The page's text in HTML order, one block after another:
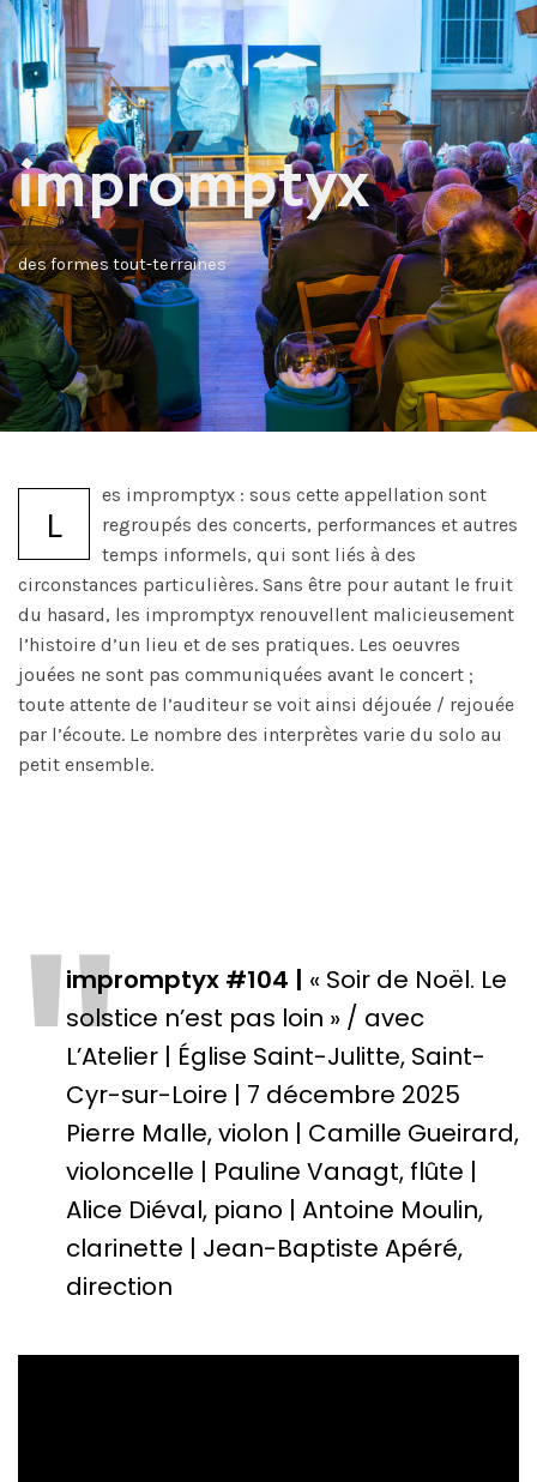
impromptyx
des formes tout-terraines
L
es impromptyx : sous cette appellation sont
regroupés des concerts, performances et autres
temps informels, qui sont liés à des
circonstances particulières. Sans être pour autant le fruit
du hasard, les impromptyx renouvellent malicieusement
l’histoire d’un lieu et de ses pratiques. Les oeuvres
jouées ne sont pas communiquées avant le concert ;
toute attente de l’auditeur se voit ainsi déjouée / rejouée
par l’écoute. Le nombre des interprètes varie du solo au
petit ensemble.
"
impromptyx #104 | « Soir de Noël. Le
solstice n’est pas loin » / avec
L’Atelier | Église Saint-Julitte, Saint-
Cyr-sur-Loire | 7 décembre 2025
Pierre Malle, violon | Camille Gueirard,
violoncelle | Pauline Vanagt, flûte |
Alice Diéval, piano | Antoine Moulin,
clarinette | Jean-Baptiste Apéré,
direction